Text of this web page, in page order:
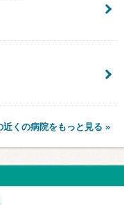
近くの病院をもっと見る »